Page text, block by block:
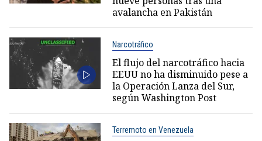
avalancha en Pakistán
Narcotráfico
El flujo del narcotráfico hacia
EEUU no ha disminuido pese a
la Operación Lanza del Sur,
según Washington Post
Terremoto en Venezuela